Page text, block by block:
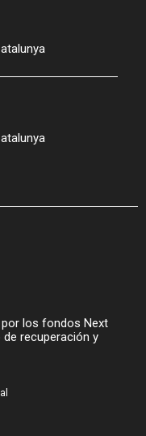
por los fondos Next
de recuperación y